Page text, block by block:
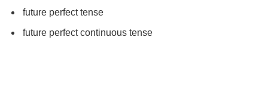
future perfect tense
future perfect continuous tense